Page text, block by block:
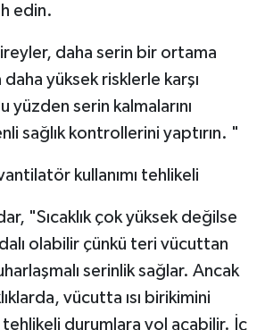
edin.
daha serin bir ortama
daha yüksek risklerle karşı
yüzden serin kalmalarını
sağlık kontrollerini yaptırın. "
kullanımı tehlikeli
"Sıcaklık çok yüksek değilse
olabilir çünkü teri vücuttan
serinlik sağlar. Ancak
vücutta ısı birikimini
tehlikeli durumlara yol açabilir. İç